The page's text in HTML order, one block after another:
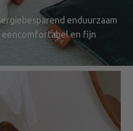
enduurzaam
eencomfortabel en fijn